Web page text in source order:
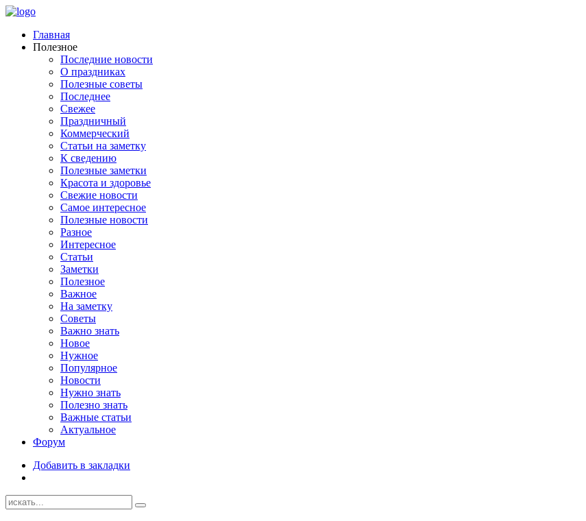
Главная
Полезное
Последние новости
О праздниках
Полезные советы
Последнее
Свежее
Праздничный
Коммерческий
Статьи на заметку
К сведению
Полезные заметки
Красота и здоровье
Свежие новости
Самое интересное
Полезные новости
Разное
Интересное
Статьи
Заметки
Полезное
Важное
На заметку
Советы
Важно знать
Новое
Нужное
Популярное
Новости
Нужно знать
Полезно знать
Важные статьи
Актуальное
Форум
Добавить в закладки